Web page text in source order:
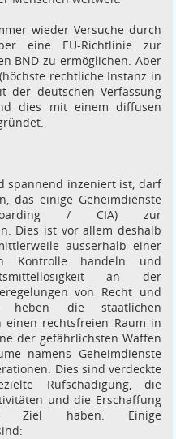
wieder Versuche durch
eine EU-Richtlinie zur
BND zu ermöglichen. Aber
rechtliche Instanz in
der deutschen Verfassung
dies mit einem diffusen
spannend inzeniert ist, darf
das einige Geheimdienste
/ CIA) zur
Dies ist vor allem deshalb
ausserhalb einer
Kontrolle handeln und
an der
von Recht und
heben die staatlichen
einen rechtsfreien Raum in
der gefährlichsten Waffen
namens Geheimdienste
Dies sind verdeckte
Rufschädigung, die
und die Erschaffung
Ziel haben. Einige